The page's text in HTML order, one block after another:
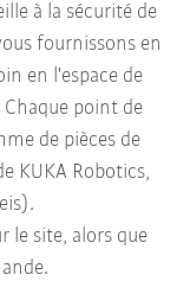
à la sécurité de
fournissons en
en l'espace de
Chaque point de
de pièces de
KUKA Robotics,
le site, alors que